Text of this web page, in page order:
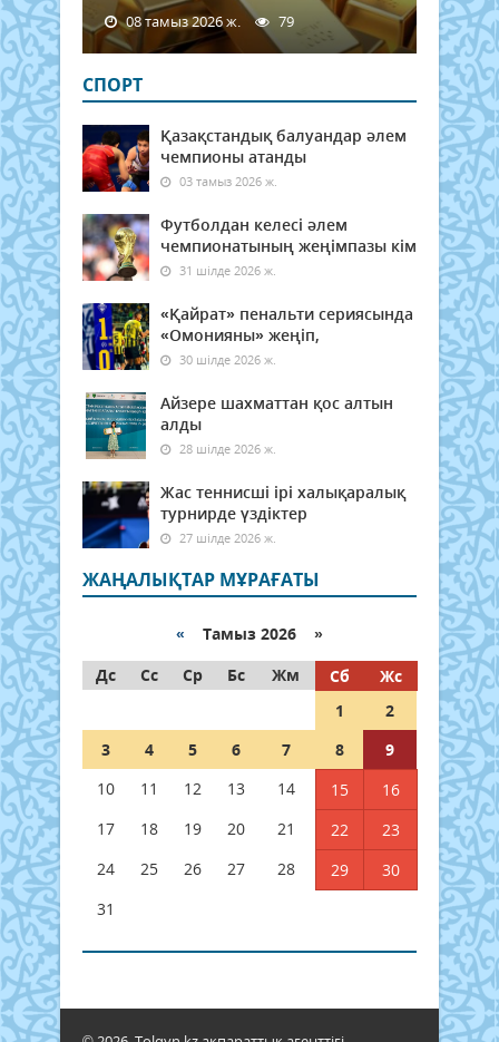
08 тамыз 2026 ж. 79
СПОРТ
Қазақстандық балуандар әлем
чемпионы атанды
03 тамыз 2026 ж.
Футболдан келесі әлем
чемпионатының жеңімпазы кім
31 шілде 2026 ж.
«Қайрат» пенальти сериясында
«Омонияны» жеңіп,
30 шілде 2026 ж.
Айзере шахматтан қос алтын
алды
28 шілде 2026 ж.
Жас теннисші ірі халықаралық
турнирде үздіктер
27 шілде 2026 ж.
ЖАҢАЛЫҚТАР МҰРАҒАТЫ
« Тамыз 2026 »
Дс
Сс Ср Бс Жм Сб
Жс
1
2
3
4 5 6 7 8
9
10
11 12 13 14 15
16
17
18 19 20 21 22
23
24
25 26 27 28 29
30
31